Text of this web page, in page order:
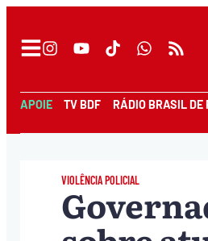
APOIE TV BDF RÁDIO BRASIL DE
VIOLÊNCIA POLICIAL